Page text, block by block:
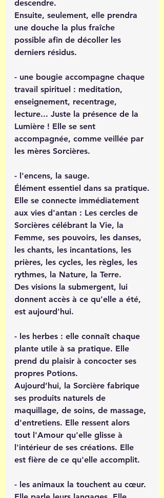
descendre.
Ensuite, seulement, elle prendra
une douche la plus fraîche
possible afin de décoller les
derniers résidus.
- une bougie accompagne chaque
travail spirituel : meditation,
enseignement, recentrage,
lecture... Juste la présence de la
Lumière ! Elle se sent
accompagnée, comme veillée par
les mères Sorcières.
- l'encens, la sauge.
Élément essentiel dans sa pratique.
Elle se connecte immédiatement
aux vies d'antan : Les cercles de
Sorcières célébrant la Vie, la
Femme, ses pouvoirs, les danses,
les chants, les incantations, les
prières, les cycles, les règles, les
rythmes, la Nature, la Terre.
Des visions la submergent, lui
donnent accès à ce qu'elle a été,
est aujourd'hui.
- les herbes : elle connaît chaque
plante utile à sa pratique. Elle
prend du plaisir à concocter ses
propres Potions.
Aujourd’hui, la Sorcière fabrique
ses produits naturels de
maquillage, de soins, de massage,
d'entretiens. Elle ressent alors
tout l'Amour qu'elle glisse à
l'intérieur de ses créations. Elle
est fière de ce qu'elle accomplit.
- les animaux la touchent au cœur.